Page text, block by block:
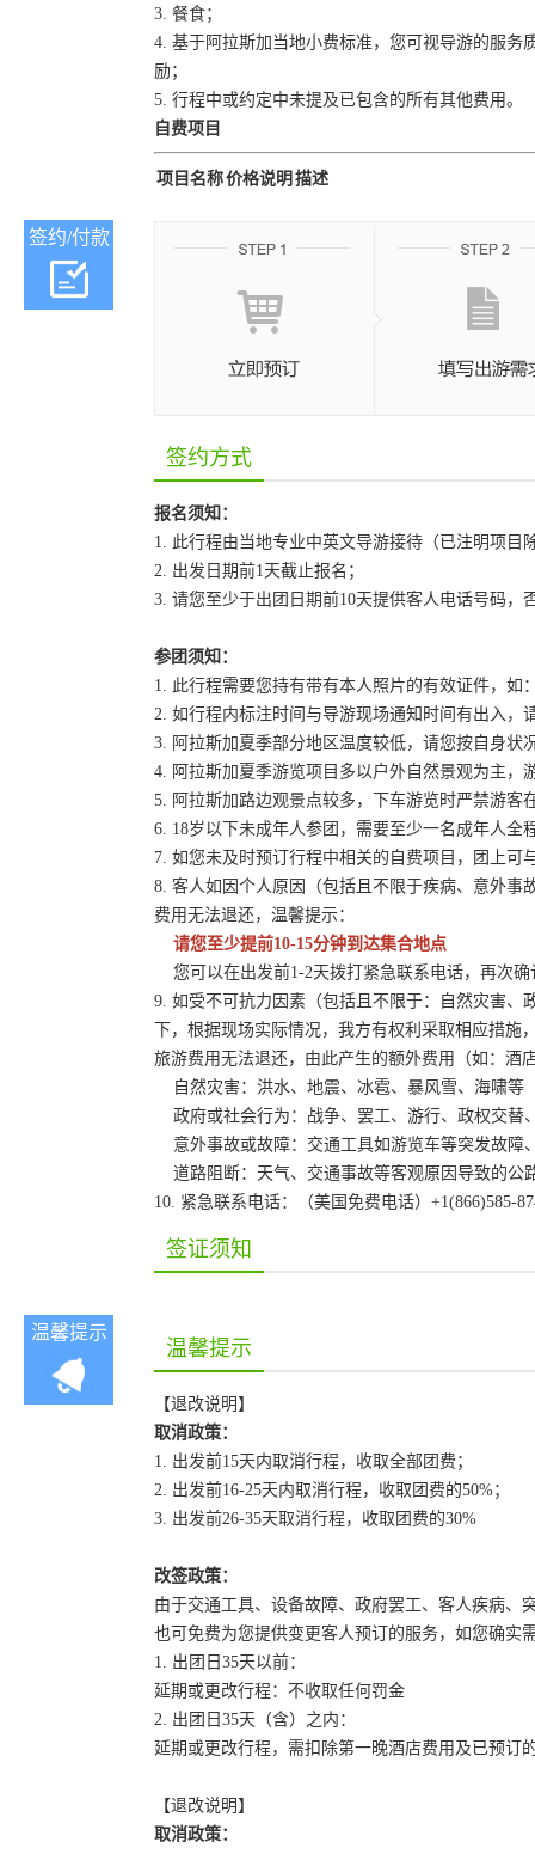
3. 餐食；
4. 基于阿拉斯加当地小费标准，您可视导游的服务
励；
5. 行程中或约定中未提及已包含的所有其他费用。
自费项目
项目名称价格说明 描述
签约/付款
签约方式
报名须知：
1. 此行程由当地专业中英文导游接待（已注明项目
2. 出发日期前1天截止报名；
3. 请您至少于出团日期前10天提供客人电话号码，
参团须知：
1. 此行程需要您持有带有本人照片的有效证件，
2. 如行程内标注时间与导游现场通知时间有出入，
3. 阿拉斯加夏季部分地区温度较低，请您按自身
4. 阿拉斯加夏季游览项目多以户外自然景观为主
5. 阿拉斯加路边观景点较多，下车游览时严禁游
6. 18岁以下未成年人参团，需要至少一名成年人
7. 如您未及时预订行程中相关的自费项目，团上可
8. 客人如因个人原因（包括且不限于疾病、意外
费用无法退还，温馨提示：
请您至少提前10-15分钟到达集合地点
您可以在出发前1-2天拨打紧急联系电话，再次确
9. 如受不可抗力因素（包括且不限于：自然灾害
下，根据现场实际情况，我方有权利采取相应措
旅游费用无法退还，由此产生的额外费用（如：酒
自然灾害：洪水、地震、冰雹、暴风雪、海啸等
政府或社会行为：战争、罢工、游行、政权交替
意外事故或故障：交通工具如游览车等突发故障
道路阻断：天气、交通事故等客观原因导致的公
10. 紧急联系电话：（美国免费电话）+1(866)585-
签证须知
温馨提示
温馨提示
【退改说明】
取消政策：
1. 出发前15天内取消行程，收取全部团费；
2. 出发前16-25天内取消行程，收取团费的50%；
3. 出发前26-35天取消行程，收取团费的30%
改签政策：
由于交通工具、设备故障、政府罢工、客人疾病、
也可免费为您提供变更客人预订的服务，如您确
1. 出团日35天以前：
延期或更改行程：不收取任何罚金
2. 出团日35天（含）之内：
延期或更改行程，需扣除第一晚酒店费用及已预订
【退改说明】
取消政策：